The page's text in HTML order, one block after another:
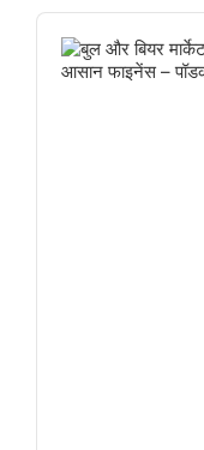
Audio
Player